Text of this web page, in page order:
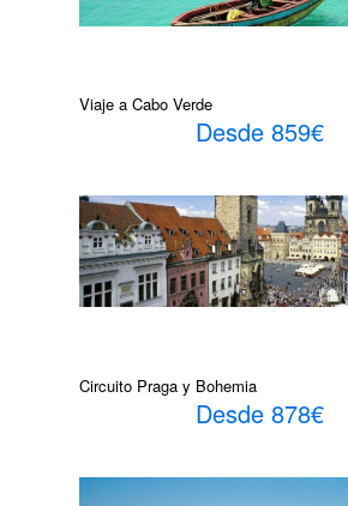
Viaje a Cabo Verde
Desde 859€
Circuito Praga y Bohemia
Desde 878€